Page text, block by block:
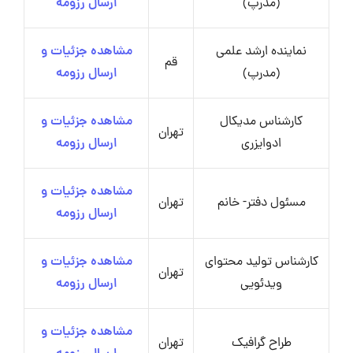
(مدرپ) ارسال رزومه
نماینده ارشد علمی
(مدرپ)
قم
مشاهده جزئیات و
ارسال رزومه
کارشناس مدیکال
ادوایزری
تهران
مشاهده جزئیات و
ارسال رزومه
مسئول دفتر- خانم تهران
مشاهده جزئیات و
ارسال رزومه
کارشناس تولید محتوای
ویدئویی
تهران
مشاهده جزئیات و
ارسال رزومه
طراح گرافیک تهران
مشاهده جزئیات و